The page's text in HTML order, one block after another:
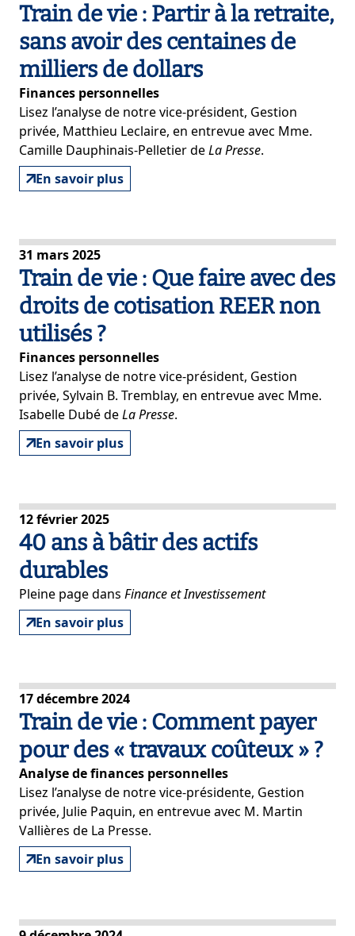
Train de vie : Partir à la retraite,
sans avoir des centaines de
milliers de dollars
Finances personnelles
Lisez l’analyse de notre vice-président, Gestion
privée, Matthieu Leclaire, en entrevue avec Mme.
Camille Dauphinais-Pelletier deLa Presse.
En savoir plus
31 mars 2025
Train de vie : Que faire avec des
droits de cotisation REER non
utilisés ?
Finances personnelles
Lisez l’analyse de notre vice-président, Gestion
privée, Sylvain B. Tremblay, en entrevue avec Mme.
Isabelle Dubé deLa Presse.
En savoir plus
12 février 2025
40 ans à bâtir des actifs
durables
Pleine page dans Finance et Investissement
En savoir plus
17 décembre 2024
Train de vie : Comment payer
pour des « travaux coûteux » ?
Analyse de finances personnelles
Lisez l’analyse de notre vice-présidente, Gestion
privée, Julie Paquin, en entrevue avec M. Martin
Vallières de La Presse.
En savoir plus